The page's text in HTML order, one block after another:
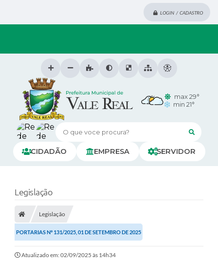
LOGIN / CADASTRO
O que voce procura?
CIDADÃO EMPRESA SERVIDOR
max 29°
min 21°
Legislação
Legislação
PORTARIAS Nº 131/2025, 01 DE SETEMBRO DE 2025
Atualizado em: 02/09/2025 às 14h34